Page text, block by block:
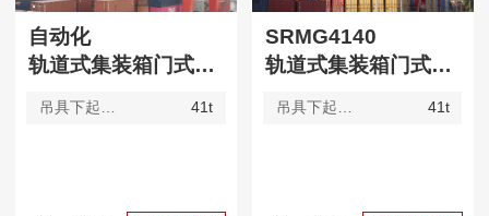
自动化
轨道式集装箱门式起重机
41t
SRMG4140
轨道式集装箱门式起重机
41t